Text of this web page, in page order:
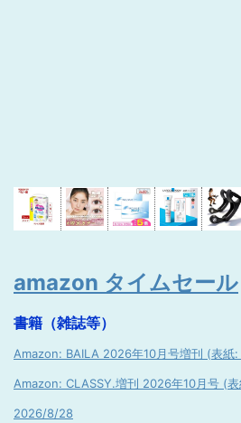
amazon タイムセール
書籍（雑誌等）
Amazon: BAILA 2026年10月号増刊 (表
Amazon: CLASSY.増刊 2026年10月号 (
2026/8/28